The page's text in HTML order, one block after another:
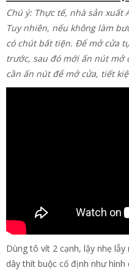
Chú ý: Thực tế, nhà sản xuất
Tuy nhiên, nếu không làm
có chút bất tiện. Để mở cửa
trước, sau đó mới ấn nút mở
cần ấn nút để mở cửa, tiết
Dùng tô vít 2 cạnh, lậy nhẹ
dây thít buộc cố định như hình